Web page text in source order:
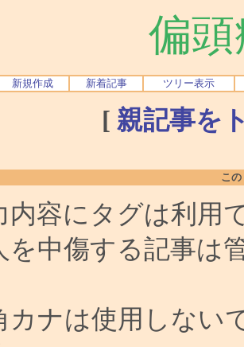
偏
新規作成 新着記事 ツリー表示
[ 親記事を
こ
内容にタグは利用
を中傷する記事は
カナは使用しない